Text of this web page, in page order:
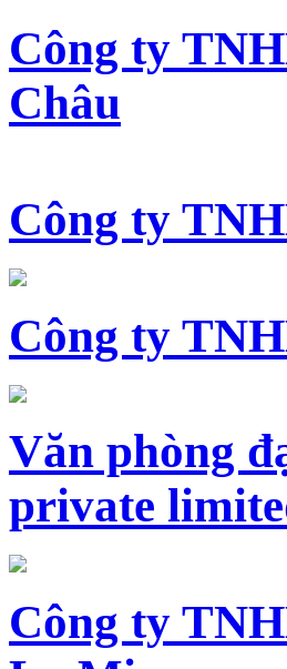
Công ty
Châu
Công ty
Công ty
Văn phòng
private
Công ty